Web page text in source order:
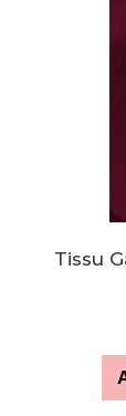
Tissu